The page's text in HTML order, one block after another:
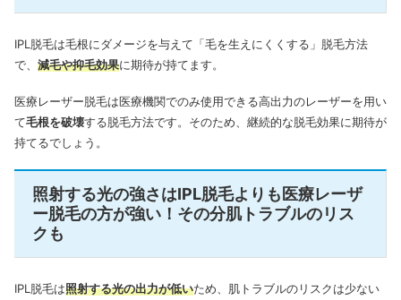
IPL脱毛は毛根にダメージを与えて「毛を生えにくくする」脱毛方法
で、 減毛や抑毛効果に期待が持てます。
医療レーザー脱毛は医療機関でのみ使用できる高出力のレーザーを用い
て毛根を破壊する脱毛方法です。そのため、継続的な脱毛効果に期待が
持てるでしょう。
照射する光の強さはIPL脱毛よりも医療レーザ
ー脱毛の方が強い！その分肌トラブルのリス
クも
IPL脱毛は照射する光の出力が低いため、肌トラブルのリスクは少ない